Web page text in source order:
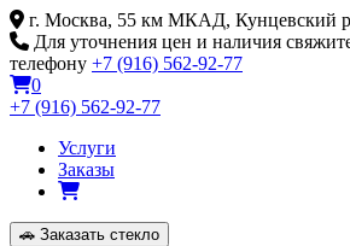
Skip
to
content
г. Москва, 55 км МКАД, Кунцевский
Для уточнения цен и наличия
телефону +7 (916) 562-92-77
0
+7 (916) 562-92-77
Услуги
Заказы
🚗 Заказать стекло